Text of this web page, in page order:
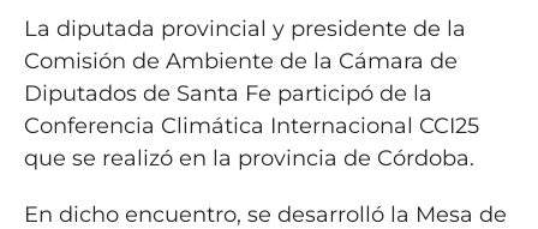
La diputada provincial y presidente de la
Comisión de Ambiente de la Cámara de
Diputados de Santa Fe participó de la
Conferencia Climática Internacional CCI25
que se realizó en la provincia de Córdoba.
En dicho encuentro, se desarrolló la Mesa de